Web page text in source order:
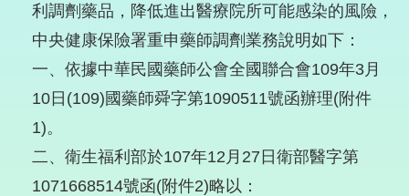
利調劑藥品，降低進出醫療院所可能感染的風險，
中央健康保險署重申藥師調劑業務說明如下：
一、依據中華民國藥師公會全國聯合會109年3月
10日(109)國藥師舜字第1090511號函辦理(附件
1)。
二、衛生福利部於107年12月27日衛部醫字第
1071668514號函(附件2)略以：